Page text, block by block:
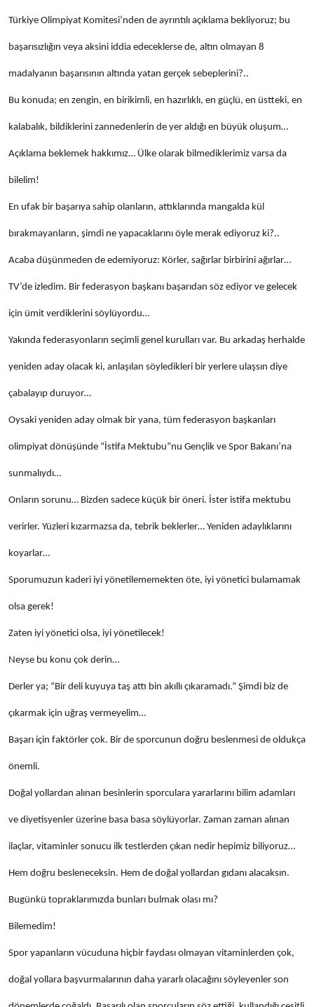
Türkiye Olimpiyat Komitesi’nden de ayrıntılı açıklama bekliyoruz; bu
başarısızlığın veya aksini iddia edeceklerse de, altın olmayan 8
madalyanın başarısının altında yatan gerçek sebeplerini?..
Bu konuda; en zengin, en birikimli, en hazırlıklı, en güçlü, en üstteki, en
kalabalık, bildiklerini zannedenlerin de yer aldığı en büyük oluşum…
Açıklama beklemek hakkımız… Ülke olarak bilmediklerimiz varsa da
bilelim!
En ufak bir başarıya sahip olanların, attıklarında mangalda kül
bırakmayanların, şimdi ne yapacaklarını öyle merak ediyoruz ki?..
Acaba düşünmeden de edemiyoruz: Körler, sağırlar birbirini ağırlar…
TV’de izledim. Bir federasyon başkanı başarıdan söz ediyor ve gelecek
için ümit verdiklerini söylüyordu…
Yakında federasyonların seçimli genel kurulları var. Bu arkadaş herhalde
yeniden aday olacak ki, anlaşılan söyledikleri bir yerlere ulaşsın diye
çabalayıp duruyor…
Oysaki yeniden aday olmak bir yana, tüm federasyon başkanları
olimpiyat dönüşünde “İstifa Mektubu”nu Gençlik ve Spor Bakanı’na
sunmalıydı…
Onların sorunu… Bizden sadece küçük bir öneri. İster istifa mektubu
verirler. Yüzleri kızarmazsa da, tebrik beklerler… Yeniden adaylıklarını
koyarlar…
Sporumuzun kaderi iyi yönetilememekten öte, iyi yönetici bulamamak
olsa gerek!
Zaten iyi yönetici olsa, iyi yönetilecek!
Neyse bu konu çok derin…
Derler ya; “Bir deli kuyuya taş attı bin akıllı çıkaramadı.” Şimdi biz de
çıkarmak için uğraş vermeyelim…
Başarı için faktörler çok. Bir de sporcunun doğru beslenmesi de oldukça
önemli.
Doğal yollardan alınan besinlerin sporculara yararlarını bilim adamları
ve diyetisyenler üzerine basa basa söylüyorlar. Zaman zaman alınan
ilaçlar, vitaminler sonucu ilk testlerden çıkan nedir hepimiz biliyoruz…
Hem doğru besleneceksin. Hem de doğal yollardan gıdanı alacaksın.
Bugünkü topraklarımızda bunları bulmak olası mı?
Bilemedim!
Spor yapanların vücuduna hiçbir faydası olmayan vitaminlerden çok,
doğal yollara başvurmalarının daha yararlı olacağını söyleyenler son